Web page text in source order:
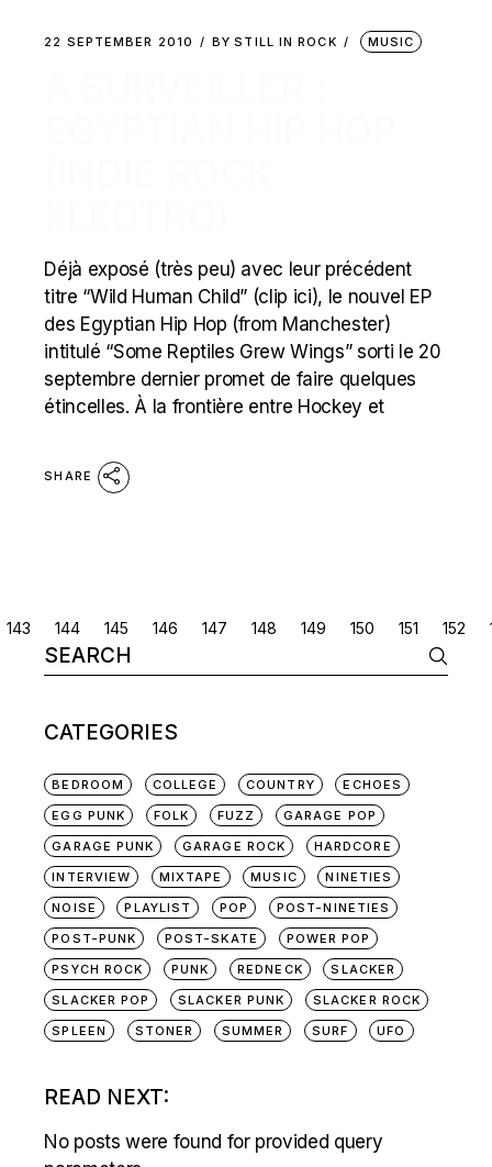
22 SEPTEMBER 2010 BY STILL IN ROCK MUSIC
Déjà exposé (très peu) avec leur précédent
titre “Wild Human Child” (clip ici), le nouvel EP
des Egyptian Hip Hop (from Manchester)
intitulé “Some Reptiles Grew Wings” sorti le 20
septembre dernier promet de faire quelques
étincelles. À la frontière entre Hockey et
SHARE
POSTS
NAVIGATION
143 144 145 146 147 148 149 150 151 152
Search
for:
CATEGORIES
BEDROOM COLLEGE COUNTRY
ECHOES
EGG PUNK
FOLK FUZZ
GARAGE POP
GARAGE PUNK
GARAGE ROCK
HARDCORE
INTERVIEW
MIXTAPE MUSIC
NINETIES
NOISE
PLAYLIST POP
POST-NINETIES
POST-PUNK
POST-SKATE
POWER POP
PSYCH ROCK
PUNK REDNECK
SLACKER
SLACKER POP
SLACKER PUNK
SLACKER ROCK
SPLEEN
STONER SUMMER SURF UFO
READ NEXT:
No posts were found for provided query